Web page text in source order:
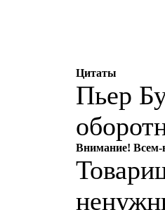
Цитаты
Пьер
Внимание! Всем-